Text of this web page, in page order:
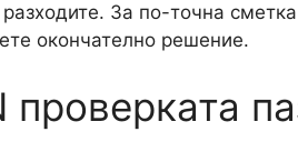
За по-точна
окончателно решение.
проверката